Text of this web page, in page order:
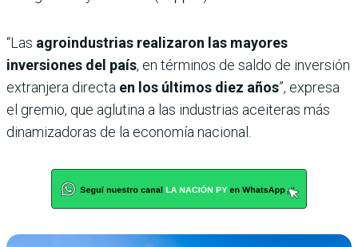
“Las agroindustrias realizaron las mayores
inversiones del país, en términos de saldo de inversión
extranjera directa en los últimos diez años”, expresa
el gremio, que aglutina a las industrias aceiteras más
dinamizadoras de la economía nacional.